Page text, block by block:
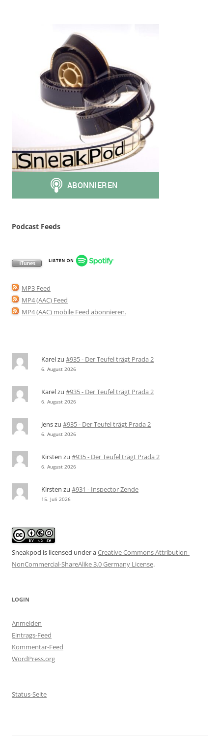
Podcast Feeds
MP3 Feed
MP4 (AAC) Feed
MP4 (AAC) mobile Feed abonnieren.
Karelzu #935 - Der Teufel trägt Prada 2
6. August 2026
Karelzu #935 - Der Teufel trägt Prada 2
6. August 2026
Jenszu #935 - Der Teufel trägt Prada 2
6. August 2026
Kirsten zu #935 - Der Teufel trägt Prada 2
6. August 2026
Kirsten zu #931 - Inspector Zende
15. Juli 2026
Sneakpod is licensed under aCreative Commons Attribution-
NonCommercial-ShareAlike 3.0 Germany License.
LOGIN
Anmelden
Eintrags-Feed
Kommentar-Feed
WordPress.org
Status-Seite